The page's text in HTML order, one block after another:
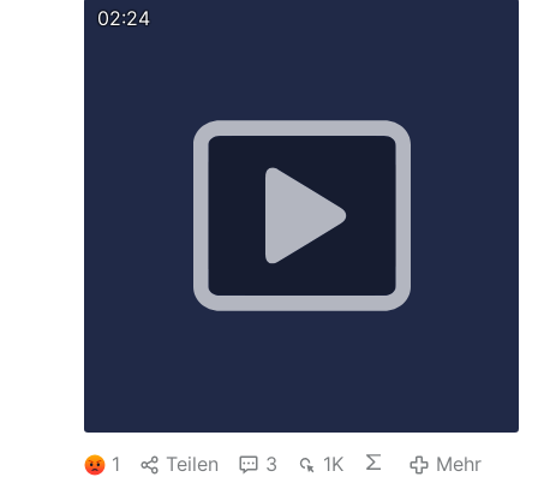
oeffentliche Sachen sollen privatisiert werden.
02:24
1 Teilen 3 1K
Mehr